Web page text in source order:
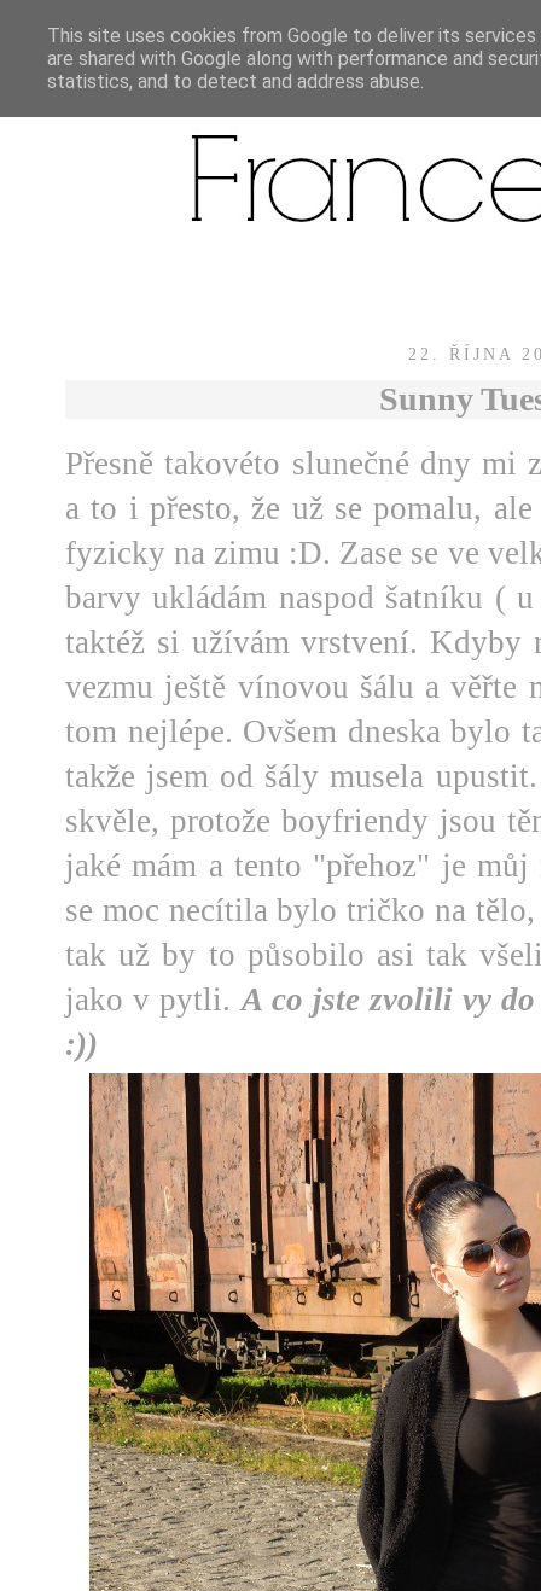
22. ŘÍJNA
Sunny
Přesně takovéto slunečné dny mi
a to i přesto, že už se pomalu,
fyzicky na zimu :D. Zase se ve
barvy ukládám naspod šatníku (
taktéž si užívám vrstvení. Kdyby
vezmu ještě vínovou šálu a věřte
tom nejlépe. Ovšem dneska bylo
takže jsem od šály musela
skvěle, protože boyfriendy jsou
jaké mám a tento "přehoz" je
se moc necítila bylo tričko na
tak už by to působilo asi tak
jako v pytli. A co jste zvolili vy
:))
This site uses cookies from Google to deliver its
are shared with Google along with performance and
statistics, and to detect and address abuse.